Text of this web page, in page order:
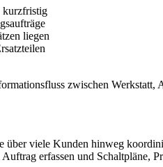
kurzfristig
liegen
zwischen Werkstatt,
viele Kunden hinweg
erfassen und Schaltpläne,